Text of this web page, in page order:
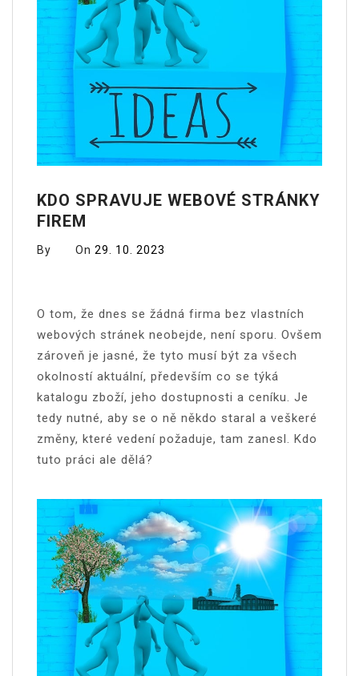
KDO SPRAVUJE WEBOVÉ STRÁNKY
FIREM
By On 29. 10. 2023
O tom, že dnes se žádná firma bez vlastních
webových stránek neobejde, není sporu. Ovšem
zároveň je jasné, že tyto musí být za všech
okolností aktuální, především co se týká
katalogu zboží, jeho dostupnosti a ceníku. Je
tedy nutné, aby se o ně někdo staral a veškeré
změny, které vedení požaduje, tam zanesl. Kdo
tuto práci ale dělá?